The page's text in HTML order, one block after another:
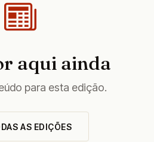
aqui ainda
para esta edição.
AS EDIÇÕES